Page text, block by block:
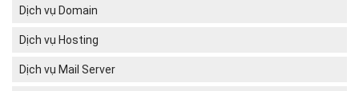
Dịch vụ Domain
Dịch vụ Hosting
Dịch vụ Mail Server